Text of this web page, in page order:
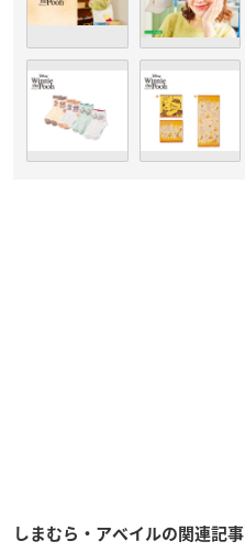
しまむら・アベイルの関連記事